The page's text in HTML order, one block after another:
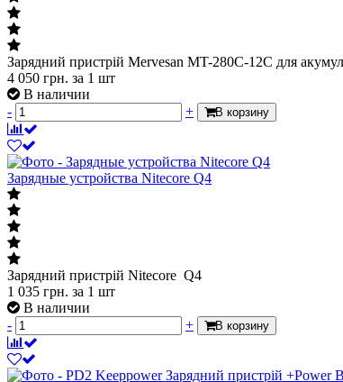
Зарядний пристрій Mervesan MT-280C-12C для
4 050 грн. за 1 шт
В наличии
-
+ В корзину
Зарядные устройства Nitecore Q4
Зарядний пристрій Nitecore Q4
1 035 грн. за 1 шт
В наличии
-
+ В корзину